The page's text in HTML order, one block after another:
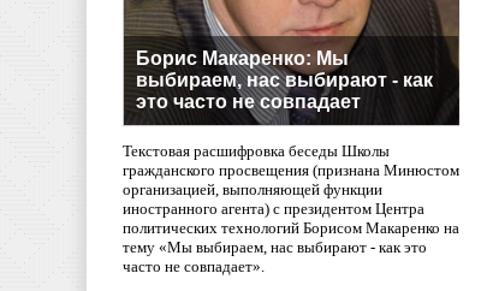
Борис Макаренко: Мы
выбираем, нас выбирают - как
это часто не совпадает
Текстовая расшифровка беседы Школы
гражданского просвещения (признана Минюстом
организацией, выполняющей функции
иностранного агента) с президентом Центра
политических технологий Борисом Макаренко на
тему «Мы выбираем, нас выбирают - как это
часто не совпадает».